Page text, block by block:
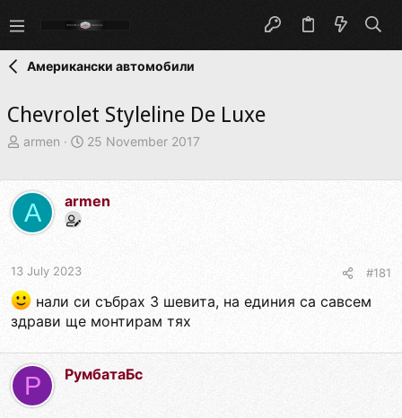
Американски автомобили
Chevrolet Styleline De Luxe
T
e
a
d
a
r
t
e
armen
S
t
25 November 2017
A armen
13 July 2023 #181
нали си събрах 3 шевита, на единия са савсем
здрави ще монтирам тях
Р РумбатаБс